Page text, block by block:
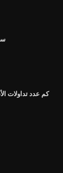
كم عدد تداولات